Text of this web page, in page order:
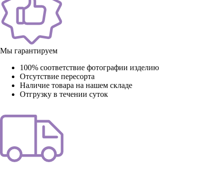
Мы гарантируем
100% соответствие фотографии изделию
Отсутствие пересорта
Наличие товара на нашем складе
Отгрузку в течении суток